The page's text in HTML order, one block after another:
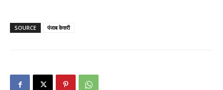
SOURCE पंजाब केसरी